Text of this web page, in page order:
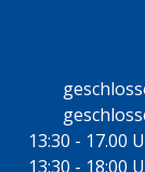
13:30 - 17.00
13:30 - 18:00